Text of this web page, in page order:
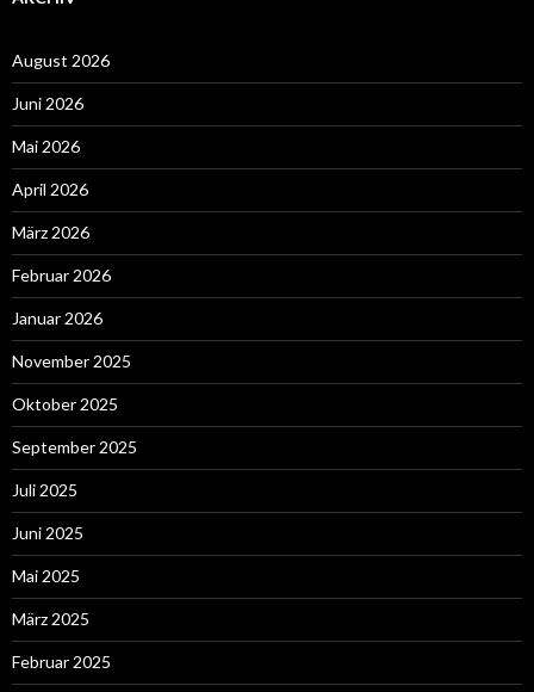
August 2026
Juni 2026
Mai 2026
April 2026
März 2026
Februar 2026
Januar 2026
November 2025
Oktober 2025
September 2025
Juli 2025
Juni 2025
Mai 2025
März 2025
Februar 2025